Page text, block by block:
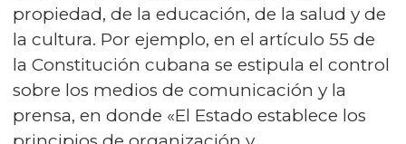
propiedad, de la educación, de la salud y de
la cultura. Por ejemplo, en el artículo 55 de
la Constitución cubana se estipula el control
sobre los medios de comunicación y la
prensa, en donde «El Estado establece los